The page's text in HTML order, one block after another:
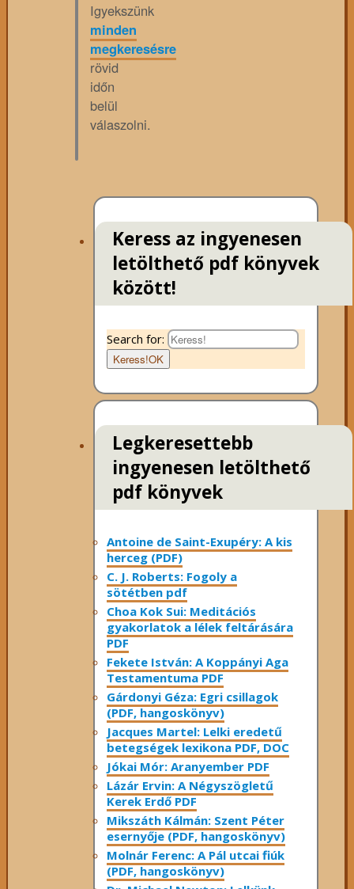
Igyekszünk
minden
megkeresésre
rövid
időn
belül
válaszolni.
Keress az ingyenesen
letölthető pdf könyvek
között!
Search for:
Keress!OK
Legkeresettebb
ingyenesen letölthető
pdf könyvek
Antoine de Saint-Exupéry: A kis
herceg (PDF)
C. J. Roberts: Fogoly a
sötétben pdf
Choa Kok Sui: Meditációs
gyakorlatok a lélek feltárására
PDF
Fekete István: A Koppányi Aga
Testamentuma PDF
Gárdonyi Géza: Egri csillagok
(PDF, hangoskönyv)
Jacques Martel: Lelki eredetű
betegségek lexikona PDF, DOC
Jókai Mór: Aranyember PDF
Lázár Ervin: A Négyszögletű
Kerek Erdő PDF
Mikszáth Kálmán: Szent Péter
esernyője (PDF, hangoskönyv)
Molnár Ferenc: A Pál utcai fiúk
(PDF, hangoskönyv)